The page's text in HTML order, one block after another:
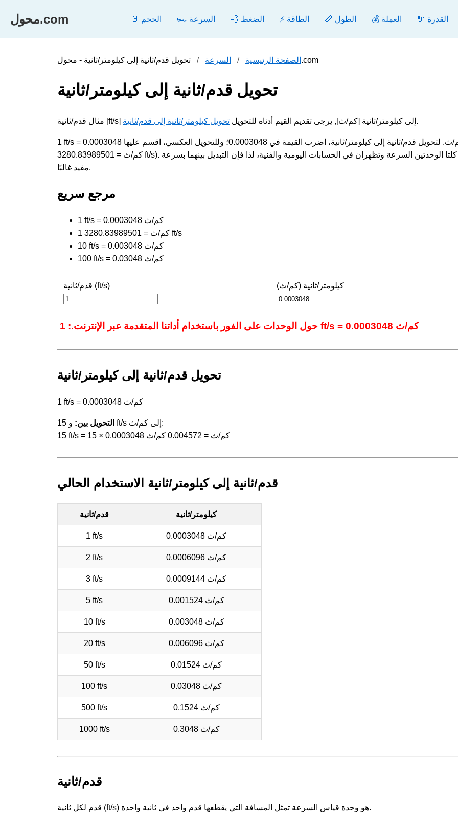
محول.com 🥛 الحجم 🏎️ السرعة 💨 الضغط ⚡ الطاقة 📏 الطول 💰 العملة 🔌 القدرة
الصفحة الرئيسية السرعة تحويل قدم/ثانية إلى كيلومتر/ثانية - محول.com
تحويل قدم/ثانية إلى كيلومتر/ثانية
مثال قدم/ثانية [ft/s] إلى كيلومتر/ثانية [كم/ث], يرجى تقديم القيم أدناه للتحويل تحويل كيلومتر/ثانية إلى قدم/ثانية .
1 ft/s = 0.0003048 كم/ث. لتحويل قدم/ثانية إلى كيلومتر/ثانية، اضرب القيمة في 0.0003048؛ وللتحويل العكسي، اقسم عليها (1
كم/ث = 3280.83989501 ft/s). تقيس كلتا الوحدتين السرعة وتظهران في الحسابات اليومية والفنية، لذا فإن التبديل بينهما بسرعة
مفيد غالبًا.
مرجع سريع
1 ft/s = 0.0003048 كم/ث
1 كم/ث = 3280.83989501 ft/s
10 ft/s = 0.003048 كم/ث
100 ft/s = 0.03048 كم/ث
قدم/ثانية (ft/s) كيلومتر/ثانية (كم/ث)
حول الوحدات على الفور باستخدام أداتنا المتقدمة عبر الإنترنت.: 1 ft/s = 0.0003048 كم/ث
تحويل قدم/ثانية إلى كيلومتر/ثانية
1 ft/s = 0.0003048 كم/ث
التحويل بين:
و 15 ft/s إلى كم/ث:
15 ft/s = 15 × 0.0003048 كم/ث = 0.004572 كم/ث
قدم/ثانية إلى كيلومتر/ثانية الاستخدام الحالي
قدم/ثانية كيلومتر/ثانية
1 ft/s 0.0003048 كم/ث
2 ft/s 0.0006096 كم/ث
3 ft/s 0.0009144 كم/ث
5 ft/s 0.001524 كم/ث
10 ft/s 0.003048 كم/ث
20 ft/s 0.006096 كم/ث
50 ft/s 0.01524 كم/ث
100 ft/s 0.03048 كم/ث
500 ft/s 0.1524 كم/ث
1000 ft/s 0.3048 كم/ث
قدم/ثانية
قدم لكل ثانية (ft/s) هو وحدة قياس السرعة تمثل المسافة التي يقطعها قدم واحد في ثانية واحدة.